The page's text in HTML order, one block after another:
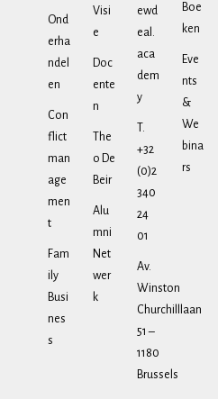
Ond
erha
ndel
en
Con
flict
man
age
men
t
Fam
ily
Busi
nes
s
Visi
e
Doc
ente
n
The
o De
Beir
Alu
mni
Net
wer
k
ewd
eal.
aca
dem
y
T.
+32
(0)2
340
24
01
Av.
Winston
Churchilllaan
51 –
1180
Brussels
Boe
ken
Eve
nts
&
We
bina
rs